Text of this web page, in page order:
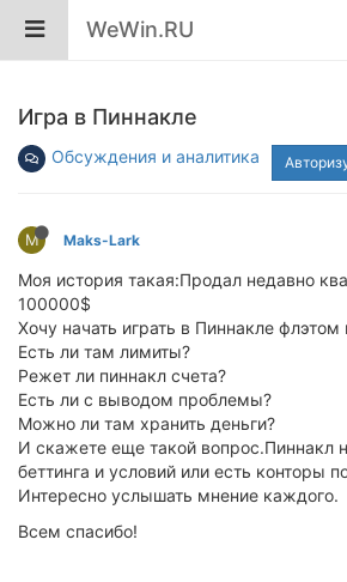
WeWin.RU
Игра в Пиннакле
Обсуждения и аналитика
M Maks-Lark
Моя история такая:Продал недавно
100000$
Хочу начать играть в Пиннакле флэтом
Есть ли там лимиты?
Режет ли пиннакл счета?
Есть ли с выводом проблемы?
Можно ли там хранить деньги?
И скажете еще такой вопрос.Пиннакл
беттинга и условий или есть конторы
Интересно услышать мнение каждого.
Всем спасибо!